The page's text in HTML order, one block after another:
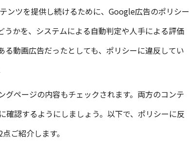
ンツを提供し続けるために、Google広告のポリシー
かを、システムによる自動判定や人手による評価
動画広告だったとしても、ポリシーに違反してい
ページの内容もチェックされます。両方のコンテ
認するようにしましょう。以下で、ポリシーに反
ご紹介します。